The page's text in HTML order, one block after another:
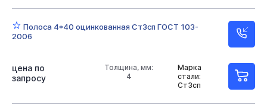
Полоса 4*40 оцинкованная Ст3сп ГОСТ 103-
2006
Марка
стали:
Ст3сп
Толщина, мм:
4
цена по
запросу